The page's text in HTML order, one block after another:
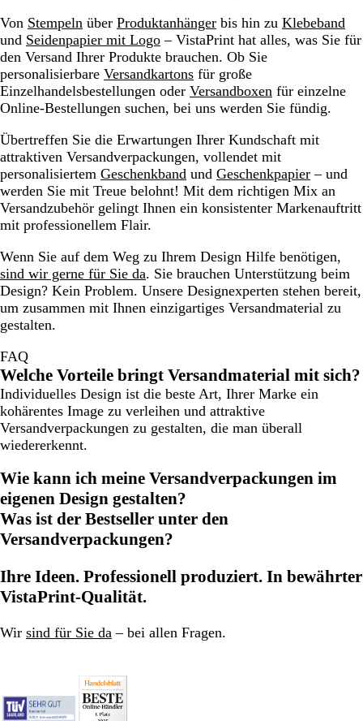
Von Stempeln über Produktanhänger bis hin zu Klebeband
und Seidenpapier mit Logo – VistaPrint hat alles, was Sie für
den Versand Ihrer Produkte brauchen. Ob Sie
personalisierbare Versandkartons für große
Einzelhandelsbestellungen oder Versandboxen für einzelne
Online-Bestellungen suchen, bei uns werden Sie fündig.
Übertreffen Sie die Erwartungen Ihrer Kundschaft mit
attraktiven Versandverpackungen, vollendet mit
personalisiertem Geschenkband und Geschenkpapier – und
werden Sie mit Treue belohnt! Mit dem richtigen Mix an
Versandzubehör gelingt Ihnen ein konsistenter Markenauftritt
mit professionellem Flair.
Wenn Sie auf dem Weg zu Ihrem Design Hilfe benötigen,
sind wir gerne für Sie da. Sie brauchen Unterstützung beim
Design? Kein Problem. Unsere Designexperten stehen bereit,
um zusammen mit Ihnen einzigartiges Versandmaterial zu
gestalten.
FAQ
Welche Vorteile bringt Versandmaterial mit sich?
Individuelles Design ist die beste Art, Ihrer Marke ein
kohärentes Image zu verleihen und attraktive
Versandverpackungen zu gestalten, die man überall
wiedererkennt.
Wie kann ich meine Versandverpackungen im
eigenen Design gestalten?
Was ist der Bestseller unter den
Versandverpackungen?
Ihre Ideen. Professionell produziert. In bewährter
VistaPrint-Qualität.
Wir sind für Sie da – bei allen Fragen.